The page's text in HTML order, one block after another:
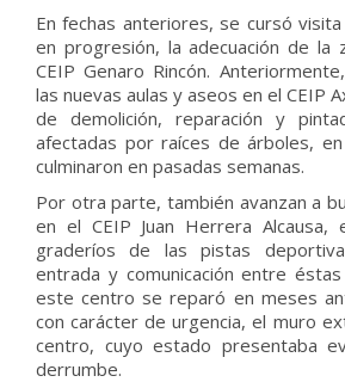
En fechas anteriores, se cursó
en progresión, la adecuación de la
CEIP Genaro Rincón.
las nuevas aulas y aseos en el CEIP
de demolición, reparación y
afectadas por raíces de árboles, en
culminaron en pasadas semanas.
Por otra parte, también avanzan a
en el CEIP Juan Herrera
graderíos de las pistas
entrada y comunicación entre
este centro se reparó en meses
con carácter de urgencia, el muro
centro, cuyo estado presentaba
derrumbe.